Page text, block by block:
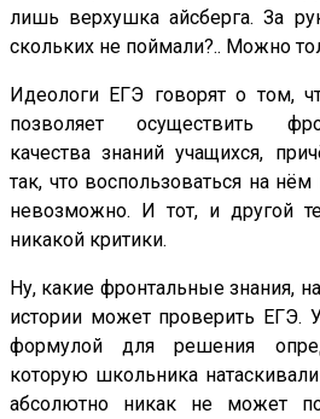
лишь верхушка айсберга. За
скольких не поймали?.. Можно
Идеологи ЕГЭ говорят о том,
позволяет осуществить
качества знаний учащихся,
так, что воспользоваться на
невозможно. И тот, и другой
никакой критики.
Ну, какие фронтальные знания,
истории может проверить ЕГЭ.
формулой для решения
которую школьника
абсолютно никак не может